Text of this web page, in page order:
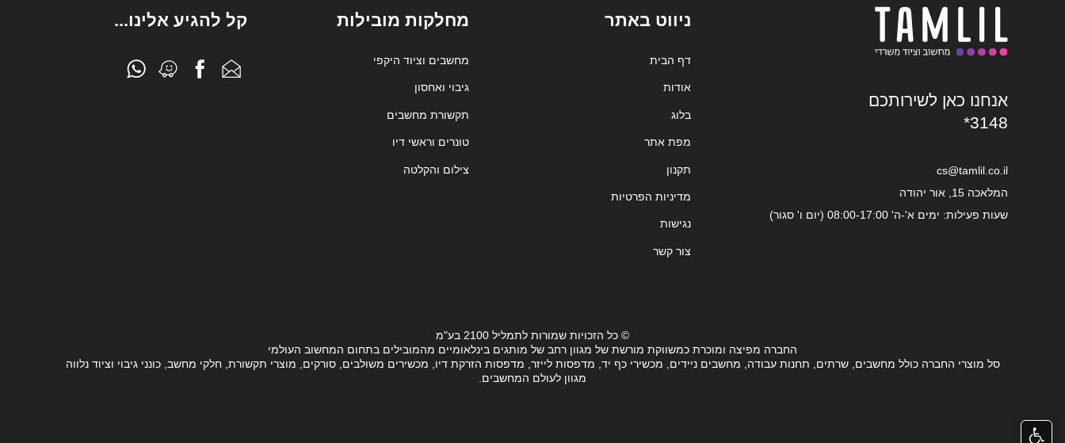
אנחנו כאן לשירותכם
*3148
cs@tamlil.co.il
המלאכה 15, אור יהודה
שעות פעילות: ימים א'-ה' 08:00-17:00 (יום ו' סגור)
ניווט באתר
דף הבית
אודות
בלוג
מפת אתר
תקנון
מדיניות הפרטיות
נגישות
צור קשר
מחלקות מובילות
מחשבים וציוד היקפי
גיבוי ואחסון
תקשורת מחשבים
טונרים וראשי דיו
צילום והקלטה
קל להגיע אלינו...
© כל הזכויות שמורות לתמליל 2100 בע"מ
החברה מפיצה ומוכרת כמשווקת מורשת של מגוון רחב של מותגים בינלאומיים מהמובילים בתחום המחשוב העולמי
סל מוצרי החברה כולל מחשבים, שרתים, תחנות עבודה, מחשבים ניידים, מכשירי כף יד, מדפסות לייזר, מדפסות הזרקת דיו, מכשירים משולבים, סורקים, מוצרי תקשורת, חלקי מחשב, כונני גיבוי וציוד נלווה
מגוון לעולם המחשבים.